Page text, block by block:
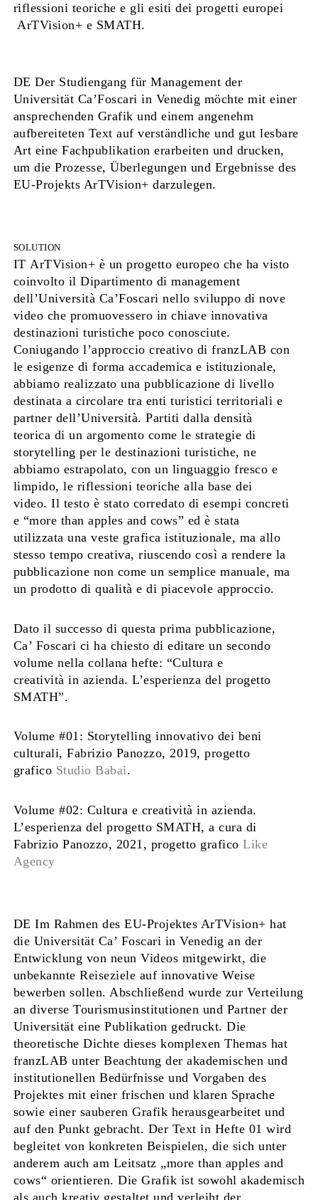
riflessioni teoriche e gli esiti dei progetti europei
ArTVision+ e SMATH.
DE Der Studiengang für Management der
Universität Ca’Foscari in Venedig möchte mit einer
ansprechenden Grafik und einem angenehm
aufbereiteten Text auf verständliche und gut lesbare
Art eine Fachpublikation erarbeiten und drucken,
um die Prozesse, Überlegungen und Ergebnisse des
EU-Projekts ArTVision+ darzulegen.
SOLUTION
IT ArTVision+ è un progetto europeo che ha visto
coinvolto il Dipartimento di management
dell’Università Ca’Foscari nello sviluppo di nove
video che promuovessero in chiave innovativa
destinazioni turistiche poco conosciute.
Coniugando l’approccio creativo di franzLAB con
le esigenze di forma accademica e istituzionale,
abbiamo realizzato una pubblicazione di livello
destinata a circolare tra enti turistici territoriali e
partner dell’Università. Partiti dalla densità
teorica di un argomento come le strategie di
storytelling per le destinazioni turistiche, ne
abbiamo estrapolato, con un linguaggio fresco e
limpido, le riflessioni teoriche alla base dei
video. Il testo è stato corredato di esempi concreti
e “more than apples and cows” ed è stata
utilizzata una veste grafica istituzionale, ma allo
stesso tempo creativa, riuscendo così a rendere la
pubblicazione non come un semplice manuale, ma
un prodotto di qualità e di piacevole approccio.
Dato il successo di questa prima pubblicazione,
Ca’ Foscari ci ha chiesto di editare un secondo
volume nella collana hefte: “Cultura e
creatività in azienda. L’esperienza del progetto
SMATH”.
Volume #01: Storytelling innovativo dei beni
culturali, Fabrizio Panozzo, 2019, progetto
grafico Studio Babai.
Volume #02: Cultura e creatività in azienda.
L’esperienza del progetto SMATH, a cura di
Fabrizio Panozzo, 2021, progetto graficoLike
Agency
DE Im Rahmen des EU-Projektes ArTVision+ hat
die Universität Ca’ Foscari in Venedig an der
Entwicklung von neun Videos mitgewirkt, die
unbekannte Reiseziele auf innovative Weise
bewerben sollen. Abschließend wurde zur Verteilung
an diverse Tourismusinstitutionen und Partner der
Universität eine Publikation gedruckt. Die
theoretische Dichte dieses komplexen Themas hat
franzLAB unter Beachtung der akademischen und
institutionellen Bedürfnisse und Vorgaben des
Projektes mit einer frischen und klaren Sprache
sowie einer sauberen Grafik herausgearbeitet und
auf den Punkt gebracht. Der Text in Hefte 01 wird
begleitet von konkreten Beispielen, die sich unter
anderem auch am Leitsatz „more than apples and
cows“ orientieren. Die Grafik ist sowohl akademisch
als auch kreativ gestaltet und verleiht der